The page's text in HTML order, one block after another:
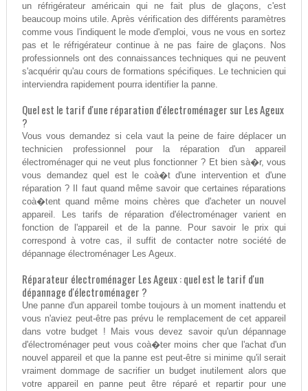
un réfrigérateur américain qui ne fait plus de glaçons, c'est
beaucoup moins utile. Après vérification des différents paramètres
comme vous l'indiquent le mode d'emploi, vous ne vous en sortez
pas et le réfrigérateur continue à ne pas faire de glaçons. Nos
professionnels ont des connaissances techniques qui ne peuvent
s'acquérir qu'au cours de formations spécifiques. Le technicien qui
interviendra rapidement pourra identifier la panne.
Quel est le tarif d'une réparation d'électroménager sur Les Ageux
?
Vous vous demandez si cela vaut la peine de faire déplacer un
technicien professionnel pour la réparation d'un appareil
électroménager qui ne veut plus fonctionner ? Et bien sà�r, vous
vous demandez quel est le coà�t d'une intervention et d'une
réparation ? Il faut quand même savoir que certaines réparations
coà�tent quand même moins chères que d'acheter un nouvel
appareil. Les tarifs de réparation d'électroménager varient en
fonction de l'appareil et de la panne. Pour savoir le prix qui
correspond à votre cas, il suffit de contacter notre société de
dépannage électroménager Les Ageux.
Réparateur électroménager Les Ageux : quel est le tarif d'un
dépannage d'électroménager ?
Une panne d'un appareil tombe toujours à un moment inattendu et
vous n'aviez peut-être pas prévu le remplacement de cet appareil
dans votre budget ! Mais vous devez savoir qu'un dépannage
d'électroménager peut vous coà�ter moins cher que l'achat d'un
nouvel appareil et que la panne est peut-être si minime qu'il serait
vraiment dommage de sacrifier un budget inutilement alors que
votre appareil en panne peut être réparé et repartir pour une